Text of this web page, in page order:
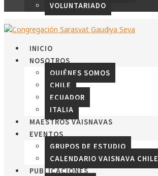
VOLUNTARIADO
INICIO
NOSOTROS
QUIÉNES SOMOS
CHILE
ECUADOR
ITALIA
MAESTROS VAISNAVAS
EVENTOS
GRUPOS DE ESTUDIO
CALENDARIO VAISNAVA CHILE
PUBLICACIONES